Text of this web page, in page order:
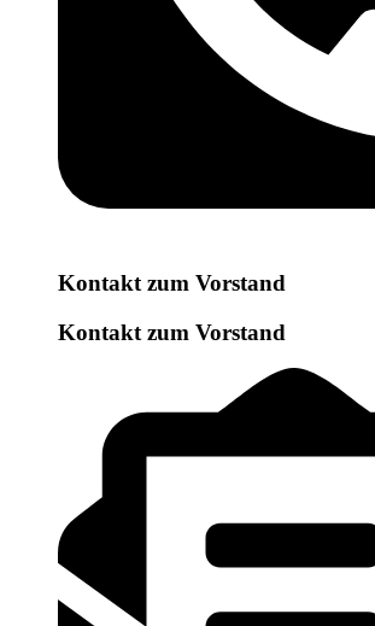
Kontakt zum Vorstand
Kontakt zum Vorstand